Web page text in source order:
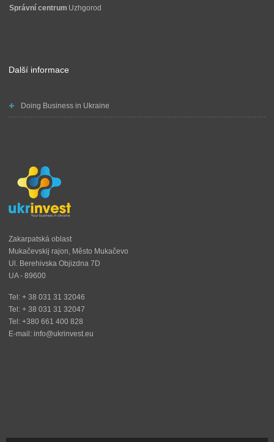
Správní centrum Uzhgorod
Další informace
Doing Business in Ukraine
Zakarpatská oblast
Mukačevskij rajon, Město Mukačevo
Ul. Berehivska Objizdna 7D
UA - 89600
Tel: + 38 031 31 32046
Tel: + 38 031 31 32047
Tel: +380 661 400 828
E-mail: info@ukrinvest.eu